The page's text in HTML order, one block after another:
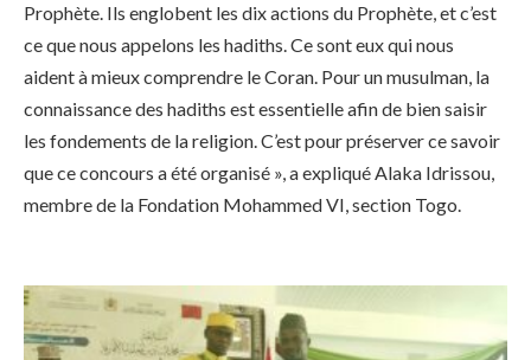
Prophète. Ils englobent les dix actions du Prophète, et c’est
ce que nous appelons les hadiths. Ce sont eux qui nous
aident à mieux comprendre le Coran. Pour un musulman, la
connaissance des hadiths est essentielle afin de bien saisir
les fondements de la religion. C’est pour préserver ce savoir
que ce concours a été organisé », a expliqué Alaka Idrissou,
membre de la Fondation Mohammed VI, section Togo.